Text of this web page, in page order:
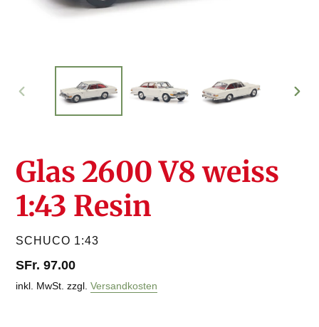
VORHERIGER
SCHIEBER
Glas 2600 V8 weiss
1:43 Resin
VERKÄUFER
SCHUCO 1:43
Normaler
Preis
SFr. 97.00
inkl. MwSt. zzgl. Versandkosten